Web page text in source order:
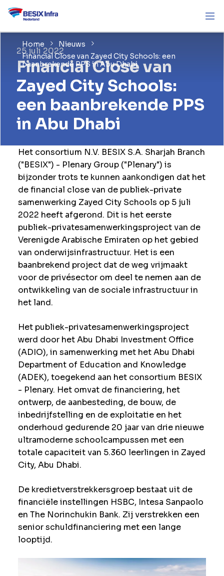
Home
Nieuws
Financial Close van Zayed City Schools: een
baanbrekende PPS in Abu Dhabi
25 juli 2022
Financial Close van
Zayed City Schools:
een baanbrekende PPS
in Abu Dhabi
Het consortium N.V. BESIX S.A. Sharjah Branch
("BESIX") - Plenary Group ("Plenary") is
bijzonder trots te kunnen aankondigen dat het
de financial close van de publiek-private
samenwerking Zayed City Schools op 5 juli
2022 heeft afgerond. Dit is het eerste
publiek-privatesamenwerkingsproject van de
Verenigde Arabische Emiraten op het gebied
van onderwijsinfrastructuur. Het is een
baanbrekend project dat de weg vrijmaakt
voor de privésector om deel te nemen aan de
ontwikkeling van de sociale infrastructuur in
het land.
Het publiek-privatesamenwerkingsproject
werd door het Abu Dhabi Investment Office
(ADIO), in samenwerking met het Abu Dhabi
Department of Education and Knowledge
(ADEK), toegekend aan het consortium BESIX
- Plenary. Het omvat de financiering, het
ontwerp, de aanbesteding, de bouw, de
inbedrijfstelling en de exploitatie en het
onderhoud gedurende 20 jaar van drie nieuwe
ultramoderne schoolcampussen met een
totale capaciteit van 5.360 leerlingen in Zayed
City, Abu Dhabi.
De kredietverstrekkersgroep bestaat uit de
financiële instellingen HSBC, Intesa Sanpaolo
en The Norinchukin Bank. Zij verstrekken een
senior schuldfinanciering met een lange
looptijd.